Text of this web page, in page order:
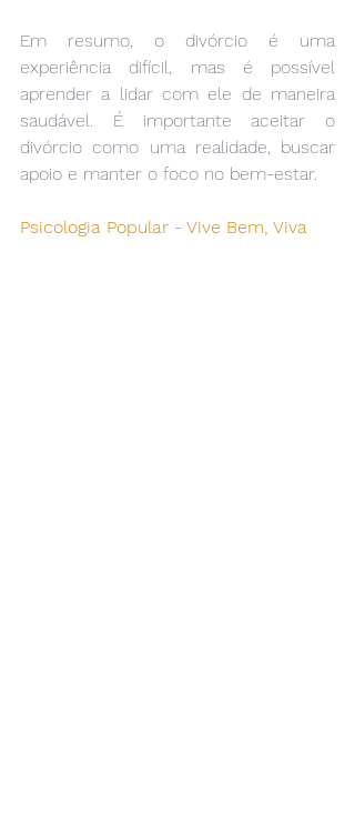
Em resumo, o divórcio é uma
experiência difícil, mas é possível
aprender a lidar com ele de maneira
saudável. É importante aceitar o
divórcio como uma realidade, buscar
apoio e manter o foco no bem-estar.
Psicologia Popular - Vive Bem, Viva